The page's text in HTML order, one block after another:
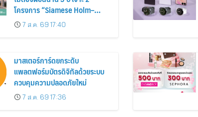
โครงการ “Siamese Holm–
Siamese Blossom” พร้อม
ส่วนลดและสิทธิพิเศษถึง 31
7 ส.ค. 69 17:40
มาสเตอร์การ์ดยกระดับ
แพลตฟอร์มบัตรดิจิทัลด้วยระบบ
ควบคุมความปลอดภัยใหม่
7 ส.ค. 69 17:36